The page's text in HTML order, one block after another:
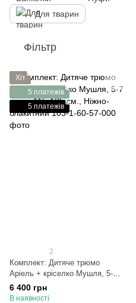
Для тварин
Фільтр
Хіт
5 платежів
5 платежів
2
Комплект: Дитяче трюмо
Аріель + кріселко Мушля, 5-7
років, 115-125 см., Ніжно-
блакитний
6 400 грн
В наявності